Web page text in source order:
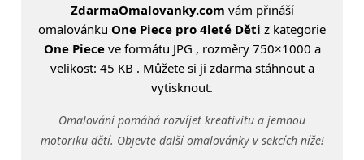
ZdarmaOmalovanky.com vám přináší
omalovánku One Piece pro 4leté Děti z kategorie
One Pieceve formátu JPG , rozměry 750×1000 a
velikost: 45 KB . Můžete si ji zdarma stáhnout a
vytisknout.
Omalování pomáhá rozvíjet kreativitu a jemnou
motoriku dětí. Objevte další omalovánky v sekcích níže!